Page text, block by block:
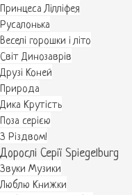
Принцеса Лілліфея
Русалонька
Веселі горошки і літо
Світ Динозаврів
Друзі Коней
Природа
Дика Крутість
Поза серією
З Різдвом!
Дорослі Серії Spiegelburg
Звуки Музики
Люблю Книжки